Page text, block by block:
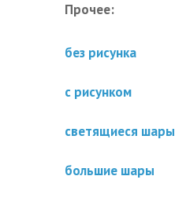
Прочее:
без рисунка
с рисунком
светящиеся шары
большие шары